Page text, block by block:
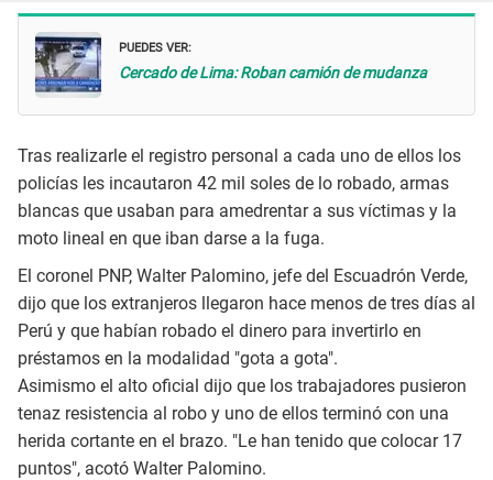
PUEDES VER:
Cercado de Lima: Roban camión de mudanza
Tras realizarle el registro personal a cada uno de ellos los
policías les incautaron 42 mil soles de lo robado, armas
blancas que usaban para amedrentar a sus víctimas y la
moto lineal en que iban darse a la fuga.
El coronel PNP, Walter Palomino, jefe del Escuadrón Verde,
dijo que los extranjeros llegaron hace menos de tres días al
Perú y que habían robado el dinero para invertirlo en
préstamos en la modalidad "gota a gota".
Asimismo el alto oficial dijo que los trabajadores pusieron
tenaz resistencia al robo y uno de ellos terminó con una
herida cortante en el brazo. "Le han tenido que colocar 17
puntos", acotó Walter Palomino.